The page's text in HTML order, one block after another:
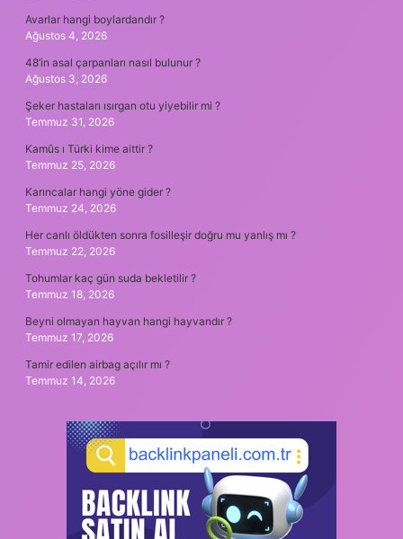
Avarlar hangi boylardandır ?
Ağustos 4, 2026
48’in asal çarpanları nasıl bulunur ?
Ağustos 3, 2026
Şeker hastaları ısırgan otu yiyebilir mi ?
Temmuz 31, 2026
Kamûs ı Türki kime aittir ?
Temmuz 25, 2026
Karıncalar hangi yöne gider ?
Temmuz 24, 2026
Her canlı öldükten sonra fosilleşir doğru mu yanlış mı ?
Temmuz 22, 2026
Tohumlar kaç gün suda bekletilir ?
Temmuz 18, 2026
Beyni olmayan hayvan hangi hayvandır ?
Temmuz 17, 2026
Tamir edilen airbag açılır mı ?
Temmuz 14, 2026